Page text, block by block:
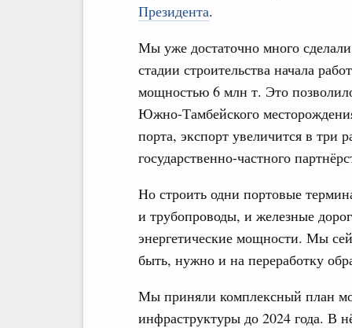
Президента.
Мы уже достаточно много
стадии строительства начала
мощностью 6 млн т. Это позволило
Южно-Тамбейского
порта, экспорт увеличится в
государственно-частного
Но строить одни портовые
и трубопроводы, и железные
энергетические мощности. Мы
быть, нужно и на переработку
Мы приняли комплексный план
инфраструктуры до 2024 года. В